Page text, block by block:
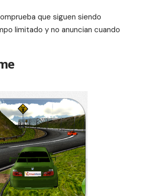
que siguen siendo
limitado y no anuncian cuando